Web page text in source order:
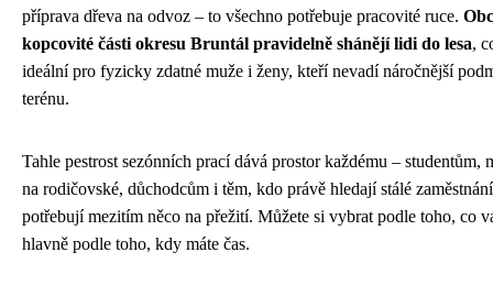
příprava dřeva na odvoz – to všechno potřebuje pracovité ruce.
kopcovité části okresu Bruntál pravidelně shánějí lidi do lesa,
ideální pro fyzicky zdatné muže i ženy, kteří nevadí náročnější
terénu.
Tahle pestrost sezónních prací dává prostor každému – studentům,
na rodičovské, důchodcům i těm, kdo právě hledají stálé
potřebují mezitím něco na přežití. Můžete si vybrat podle toho, co
hlavně podle toho, kdy máte čas.